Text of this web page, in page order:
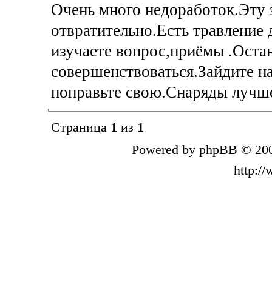
Очень много недоработок.Эту
отвратительно.Есть
изучаете вопрос,приёмы
совершенствоваться.Зайдите
поправьте свою.Снаряды
Страница 1 из 1
Powered by phpBB ©
http://